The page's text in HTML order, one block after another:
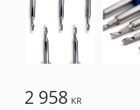
2 958 KR